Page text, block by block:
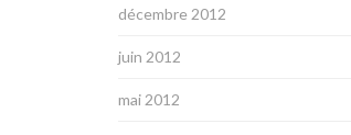
décembre 2012
juin 2012
mai 2012